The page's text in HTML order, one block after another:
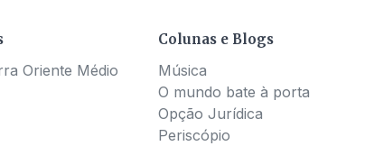
Oriente Médio
Colunas e Blogs
Música
O mundo bate à porta
Opção Jurídica
Periscópio